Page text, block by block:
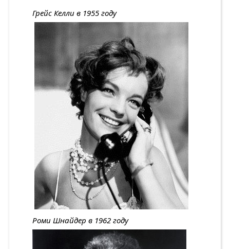
Грейс Келли в 1955 году
Роми Шнайдер в 1962 году